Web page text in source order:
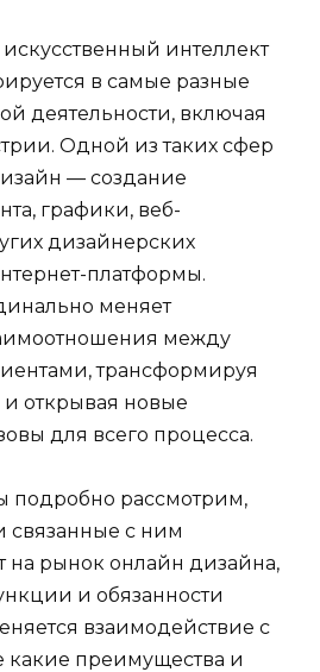
интеллект
в самые разные
деятельности, включая
Одной из таких сфер
— создание
графики, веб-
дизайнерских
платформы.
меняет
между
трансформируя
и открывая новые
для всего процесса.
подробно рассмотрим,
связанные с ним
на рынок онлайн дизайна,
и обязанности
взаимодействие с
какие преимущества и